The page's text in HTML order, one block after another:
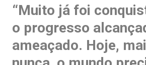
“Muito já foi
o progresso
ameaçado. Hoje,